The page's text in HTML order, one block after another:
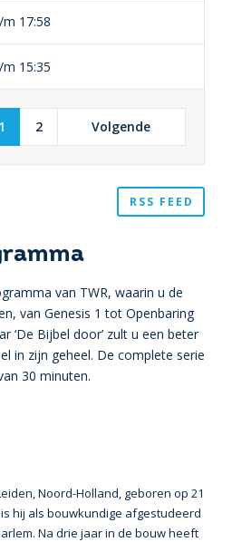
17:58
15:35
1 2 Volgende
RSS FEED
van TWR, waarin u de
van Genesis 1 tot Openbaring
‘De Bijbel door’ zult u een beter
in zijn geheel. De complete serie
30 minuten.
Noord-Holland, geboren op 21
is hij als bouwkundige afgestudeerd
Na drie jaar in de bouw heeft